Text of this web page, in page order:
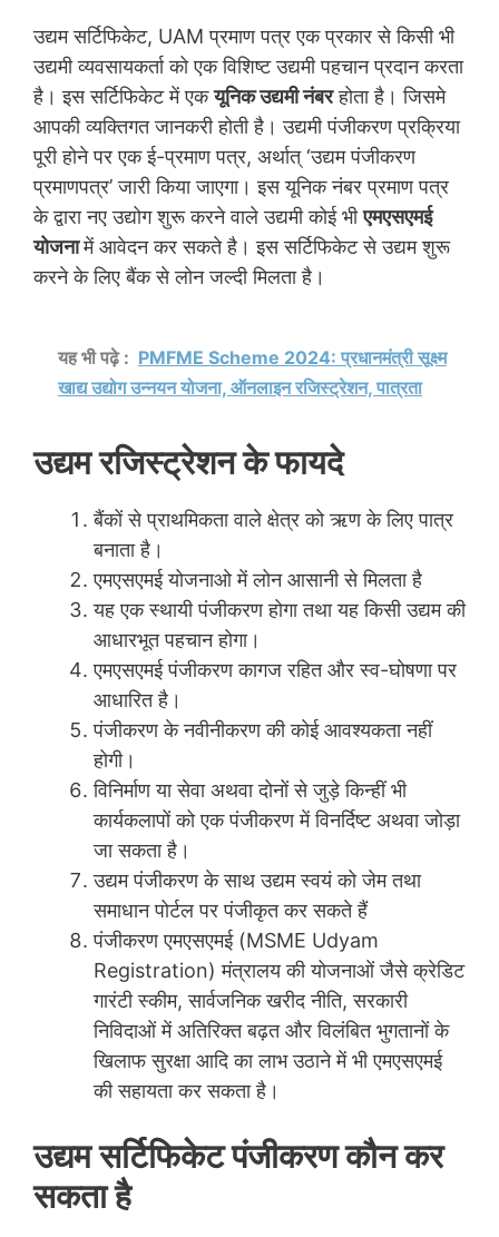
उद्यम सर्टिफिकेट, UAM प्रमाण पत्र एक प्रकार से किसी भी
उद्यमी व्यवसायकर्ता को एक विशिष्ट उद्यमी पहचान प्रदान करता
है। इस सर्टिफिकेट में एकयूनिक उद्यमी नंबरहोता है। जिसमे
आपकी व्यक्तिगत जानकरी होती है। उद्यमी पंजीकरण प्रक्रिया
पूरी होने पर एक ई-प्रमाण पत्र, अर्थात् ‘उद्यम पंजीकरण
प्रमाणपत्र’ जारी किया जाएगा। इस यूनिक नंबर प्रमाण पत्र
के द्वारा नए उद्योग शुरू करने वाले उद्यमी कोई भीएमएसएमई
योजनामें आवेदन कर सकते है। इस सर्टिफिकेट से उद्यम शुरू
करने के लिए बैंक से लोन जल्दी मिलता है।
यह भी पढ़े : PMFME Scheme 2024: प्रधानमंत्री सूक्ष्म
खाद्य उद्योग उन्नयन योजना, ऑनलाइन रजिस्ट्रेशन, पात्रता
उद्यम रजिस्ट्रेशन के फायदे
बैंकों से प्राथमिकता वाले क्षेत्र को ऋण के लिए पात्र
बनाता है।
एमएसएमई योजनाओ में लोन आसानी से मिलता है
यह एक स्थायी पंजीकरण होगा तथा यह किसी उद्यम की
आधारभूत पहचान होगा।
एमएसएमई पंजीकरण कागज रहित और स्व-घोषणा पर
आधारित है।
पंजीकरण के नवीनीकरण की कोई आवश्यकता नहीं
होगी।
विनिर्माण या सेवा अथवा दोनों से जुड़े किन्हीं भी
कार्यकलापों को एक पंजीकरण में विनर्दिष्ट अथवा जोड़ा
जा सकता है।
उद्यम पंजीकरण के साथ उद्यम स्वयं को जेम तथा
समाधान पोर्टल पर पंजीकृत कर सकते हैं
पंजीकरण एमएसएमई (MSME Udyam
Registration) मंत्रालय की योजनाओं जैसे क्रेडिट
गारंटी स्कीम, सार्वजनिक खरीद नीति, सरकारी
निविदाओं में अतिरिक्त बढ़त और विलंबित भुगतानों के
खिलाफ सुरक्षा आदि का लाभ उठाने में भी एमएसएमई
की सहायता कर सकता है।
उद्यम सर्टिफिकेट पंजीकरण कौन कर
सकता है